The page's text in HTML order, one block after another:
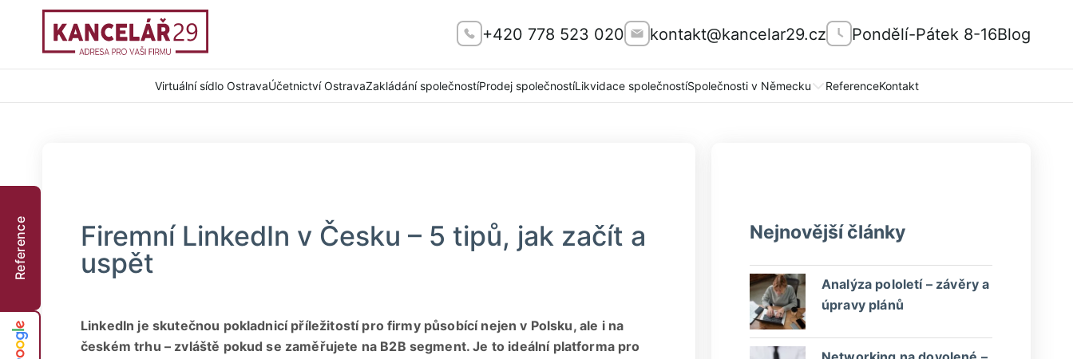
+420 778 523 020 kontakt@kancelar29.cz Pondělí-Pátek 8-16Blog
Virtuální sídlo OstravaÚčetnictví OstravaZakládání společnostíProdej společnostíLikvidace společnostíSpolečnosti v Německu ReferenceKontakt
Reference
Firemní LinkedIn v Česku – 5 tipů, jak začít a
uspět
LinkedIn je skutečnou pokladnicí příležitostí pro firmy působící nejen v Polsku, ale i na
českém trhu – zvláště pokud se zaměřujete na B2B segment. Je to ideální platforma pro
Nejnovější články
Analýza pololetí – závěry a
úpravy plánů